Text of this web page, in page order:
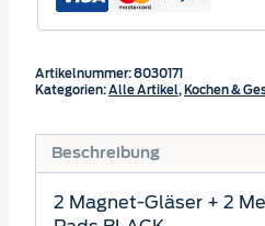
Artikelnummer:8030171
Kategorien:Alle Artikel, Kochen &
Beschreibung
2 Magnet-Gläser + 2